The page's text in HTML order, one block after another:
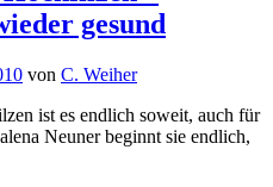
gesund
von C. Weiher
ist es endlich soweit, auch für
Neuner beginnt sie endlich,